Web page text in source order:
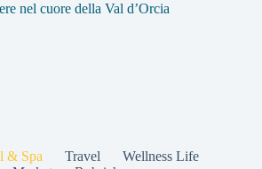
nel cuore della Val d’Orcia
& Spa Travel
Wellness Life